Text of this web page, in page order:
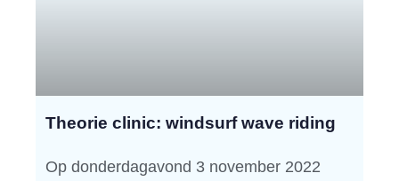
Theorie clinic: windsurf wave riding
Op donderdagavond 3 november 2022